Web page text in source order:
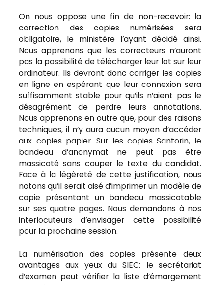
On nous oppose une fin de non-recevoir: la
correction des copies numérisées sera
obligatoire, le ministère l’ayant décidé ainsi.
Nous apprenons que les correcteurs n’auront
pas la possibilité de télécharger leur lot sur leur
ordinateur. Ils devront donc corriger les copies
en ligne en espérant que leur connexion sera
suffisamment stable pour qu’ils n’aient pas le
désagrément de perdre leurs annotations.
Nous apprenons en outre que, pour des raisons
techniques, il n’y aura aucun moyen d’accéder
aux copies papier. Sur les copies Santorin, le
bandeau d’anonymat ne peut pas être
massicoté sans couper le texte du candidat.
Face à la légèreté de cette justification, nous
notons qu’il serait aisé d’imprimer un modèle de
copie présentant un bandeau massicotable
sur ses quatre pages. Nous demandons à nos
interlocuteurs d’envisager cette possibilité
pour la prochaine session.
La numérisation des copies présente deux
avantages aux yeux du SIEC: le secrétariat
d’examen peut vérifier la liste d’émargement